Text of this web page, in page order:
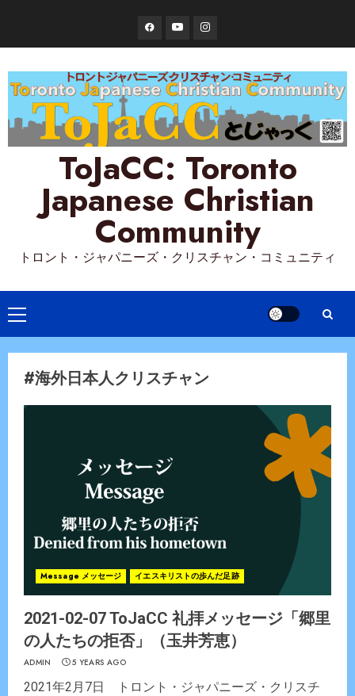
content
FacebookYouTubeInstagram
ToJaCC: Toronto
Japanese Christian
Community
トロント・ジャパニーズ・クリスチャン・コミュニティ
Primary
Menu
#海外日本人クリスチャン
Message メッセージ イエスキリストの歩んだ足跡
2021-02-07 ToJaCC 礼拝メッセージ「郷里
の人たちの拒否」（玉井芳恵）
ADMIN 5 YEARS AGO
2021年2月7日 トロント・ジャパニーズ・クリスチ